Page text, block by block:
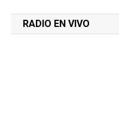
RADIO EN VIVO